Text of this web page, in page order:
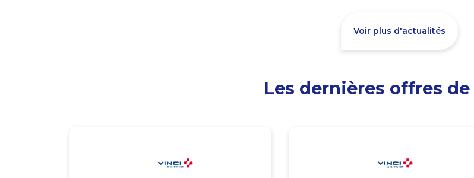
Voir plus d'actualités
Les dernières offres de